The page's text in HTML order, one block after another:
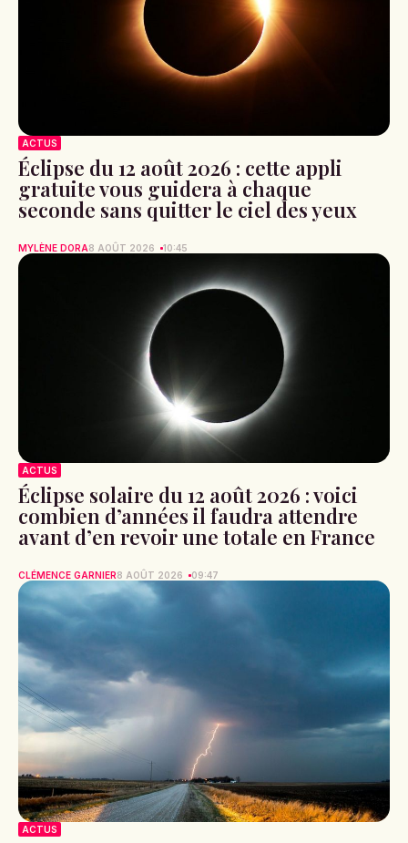
ACTUS
Éclipse du 12 août 2026 : cette appli
gratuite vous guidera à chaque
seconde sans quitter le ciel des yeux
MYLÈNE DORA8 AOÛT 2026 10:45
ACTUS
Éclipse solaire du 12 août 2026 : voici
combien d’années il faudra attendre
avant d’en revoir une totale en France
CLÉMENCE GARNIER8 AOÛT 2026 09:47
ACTUS